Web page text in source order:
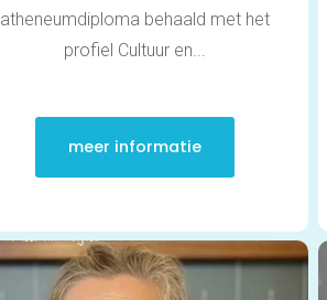
Economie
Engels
Natuurkunde
Scheikunde
Wiskunde
Mbo/hbo
atheneumdiploma behaald met het
profiel Cultuur en...
meer informatie